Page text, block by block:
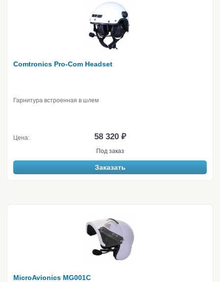
Comtronics Pro-Com Headset
Гарнитура встроенная в шлем
Цена: 58 320 ₽
Под заказ
Заказать
MicroAvionics MG001C